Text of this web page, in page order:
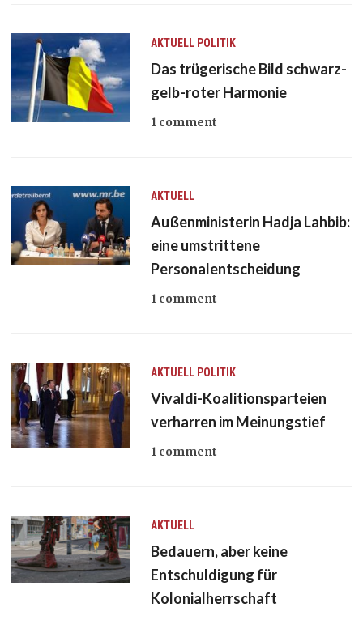
AKTUELL POLITIK
Das trügerische Bild schwarz-
gelb-roter Harmonie
1 comment
AKTUELL
Außenministerin Hadja Lahbib:
eine umstrittene
Personalentscheidung
1 comment
AKTUELL POLITIK
Vivaldi-Koalitionsparteien
verharren im Meinungstief
1 comment
AKTUELL
Bedauern, aber keine
Entschuldigung für
Kolonialherrschaft